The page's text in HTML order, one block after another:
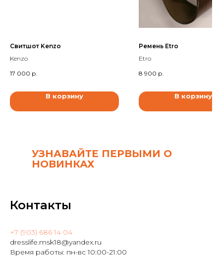
Свитшот Kenzo
Kenzo
17 000 р.
В корзину
Ремень Etro
Etro
8 900 р.
В корзину
УЗНАВАЙТЕ ПЕРВЫМИ О
НОВИНКАХ
Контакты
+7 (903) 686 14 04
dresslife.msk18@yandex.ru
Время работы: пн-вс 10:00-21:00